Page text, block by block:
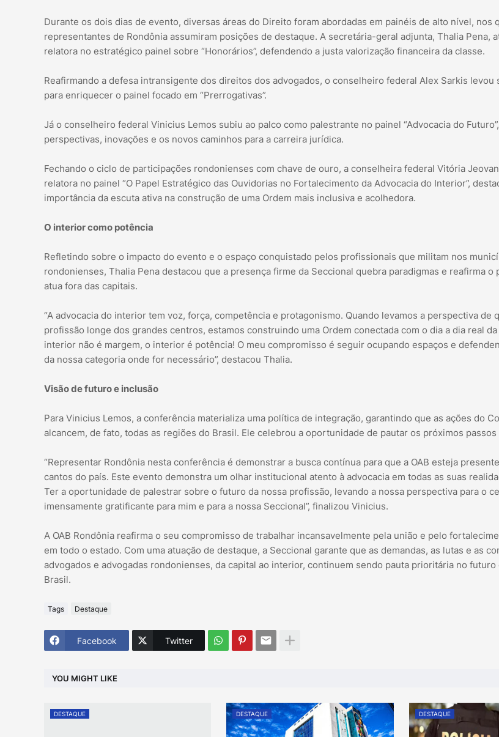
Durante os dois dias de evento, diversas áreas do Direito foram abordadas em painéis de alto nível, nos
representantes de Rondônia assumiram posições de destaque. A secretária-geral adjunta, Thalia Pena,
relatora no estratégico painel sobre “Honorários”, defendendo a justa valorização financeira da classe.
Reafirmando a defesa intransigente dos direitos dos advogados, o conselheiro federal Alex Sarkis levou
para enriquecer o painel focado em “Prerrogativas”.
Já o conselheiro federal Vinicius Lemos subiu ao palco como palestrante no painel “Advocacia do
perspectivas, inovações e os novos caminhos para a carreira jurídica.
Fechando o ciclo de participações rondonienses com chave de ouro, a conselheira federal Vitória
relatora no painel “O Papel Estratégico das Ouvidorias no Fortalecimento da Advocacia do Interior”,
importância da escuta ativa na construção de uma Ordem mais inclusiva e acolhedora.
O interior como potência
Refletindo sobre o impacto do evento e o espaço conquistado pelos profissionais que militam nos
rondonienses, Thalia Pena destacou que a presença firme da Seccional quebra paradigmas e reafirma o
atua fora das capitais.
“A advocacia do interior tem voz, força, competência e protagonismo. Quando levamos a perspectiva de
profissão longe dos grandes centros, estamos construindo uma Ordem conectada com o dia a dia real
interior não é margem, o interior é potência! O meu compromisso é seguir ocupando espaços e
da nossa categoria onde for necessário”, destacou Thalia.
Visão de futuro e inclusão
Para Vinicius Lemos, a conferência materializa uma política de integração, garantindo que as ações do
alcancem, de fato, todas as regiões do Brasil. Ele celebrou a oportunidade de pautar os próximos
“Representar Rondônia nesta conferência é demonstrar a busca contínua para que a OAB esteja
cantos do país. Este evento demonstra um olhar institucional atento à advocacia em todas as suas
Ter a oportunidade de palestrar sobre o futuro da nossa profissão, levando a nossa perspectiva para o
imensamente gratificante para mim e para a nossa Seccional”, finalizou Vinicius.
A OAB Rondônia reafirma o seu compromisso de trabalhar incansavelmente pela união e pelo
em todo o estado. Com uma atuação de destaque, a Seccional garante que as demandas, as lutas e as
advogados e advogadas rondonienses, da capital ao interior, continuem sendo pauta prioritária no futuro
Brasil.
Tags Destaque
Facebook Twitter
YOU MIGHT LIKE
DESTAQUE DESTAQUE DESTAQUE